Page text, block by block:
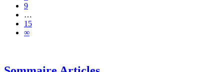
9
…
15
∞